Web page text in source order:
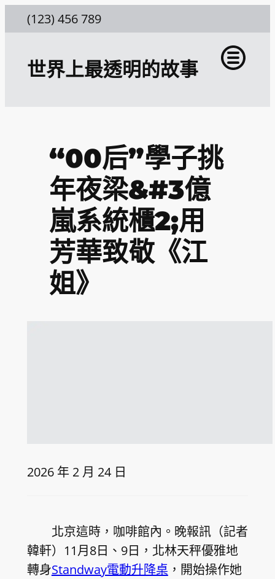
至
(123) 456 789
世界上最透明的故事
“00后”學子挑
年夜梁&#3億
嵐系統櫃2;用
芳華致敬《江
姐》
2026 年 2 月 24 日
北京這時，咖啡館內。晚報訊（記者
韓軒）11月8日、9日，北林天秤優雅地
轉身Standway電動升降桌 ，開始操作她